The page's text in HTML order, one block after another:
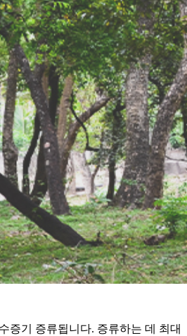
증기 증류됩니다. 증류하는 데 최대